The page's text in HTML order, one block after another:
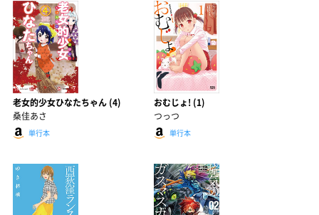
老女的少女ひなたちゃん (4)
桑佳あさ
単行本
おむじょ! (1)
つっつ
単行本